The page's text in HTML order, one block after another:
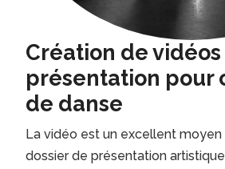
Création de
présentation pour
de danse
La vidéo est un excellent moyen
dossier de présentation